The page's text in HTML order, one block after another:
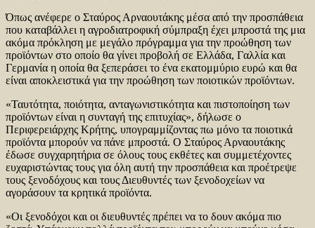
Όπως ανέφερε ο Σταύρος Αρναουτάκης μέσα από την προσπάθεια
που καταβάλλει η αγροδιατροφική σύμπραξη έχει μπροστά της μια
ακόμα πρόκληση με μεγάλο πρόγραμμα για την προώθηση των
προϊόντων στο οποίο θα γίνει προβολή σε Ελλάδα, Γαλλία και
Γερμανία η οποία θα ξεπεράσει το ένα εκατομμύριο ευρώ και θα
είναι αποκλειστικά για την προώθηση των ποιοτικών προϊόντων.
«Ταυτότητα, ποιότητα, ανταγωνιστικότητα και πιστοποίηση των
προϊόντων είναι η συνταγή της επιτυχίας», δήλωσε ο
Περιφερειάρχης Κρήτης, υπογραμμίζοντας πω μόνο τα ποιοτικά
προϊόντα μπορούν να πάνε μπροστά. Ο Σταύρος Αρναουτάκης
έδωσε συγχαρητήρια σε όλους τους εκθέτες και συμμετέχοντες
ευχαριστώντας τους για όλη αυτή την προσπάθεια και προέτρεψε
τους ξενοδόχους και τους Διευθυντές των ξενοδοχείων να
αγοράσουν τα κρητικά προϊόντα.
«Οι ξενοδόχοι και οι διευθυντές πρέπει να το δουν ακόμα πιο